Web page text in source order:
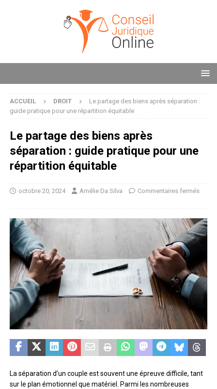
ACCUEIL DROIT
Le partage des biens après séparation :
guide pratique pour une répartition équitable
Le partage des biens après
séparation : guide pratique pour une
répartition équitable
octobre 20, 2024 Amélie Da Silva Commentaires fermés
La séparation d’un couple est souvent une épreuve difficile, tant
sur le plan émotionnel que matériel. Parmi les nombreuses